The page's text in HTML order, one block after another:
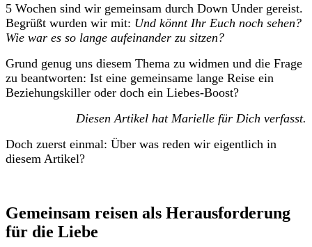
5 Wochen sind wir gemeinsam durch Down Under gereist.
Begrüßt wurden wir mit: Und könnt Ihr Euch noch sehen?
Wie war es so lange aufeinander zu sitzen?
Grund genug uns diesem Thema zu widmen und die Frage
zu beantworten: Ist eine gemeinsame lange Reise ein
Beziehungskiller oder doch ein Liebes-Boost?
Diesen Artikel hat Marielle für Dich verfasst.
Doch zuerst einmal: Über was reden wir eigentlich in
diesem Artikel?
Gemeinsam reisen als Herausforderung
für die Liebe